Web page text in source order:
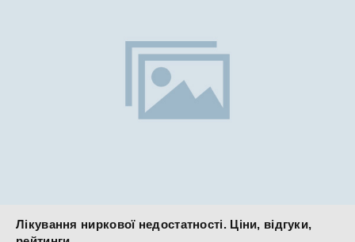
Лікування ниркової недостатності. Ціни, відгуки,